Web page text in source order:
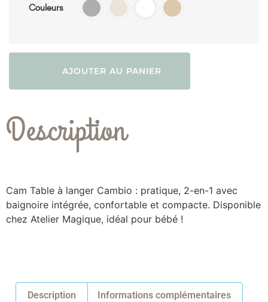
Couleurs
AJOUTER AU PANIER
Description
Cam Table à langer Cambio : pratique, 2-en-1 avec
baignoire intégrée, confortable et compacte. Disponible
chez Atelier Magique, idéal pour bébé !
Description Informations complémentaires